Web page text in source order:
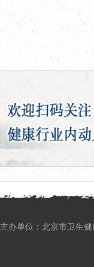
主办单位：北京市卫生